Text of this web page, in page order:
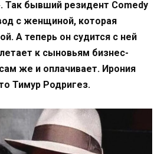
Так бывший резидент Comedy
с женщиной, которая
А теперь он судится с ней
к сыновьям бизнес-
же и оплачивает. Ирония
Тимур Родригез.